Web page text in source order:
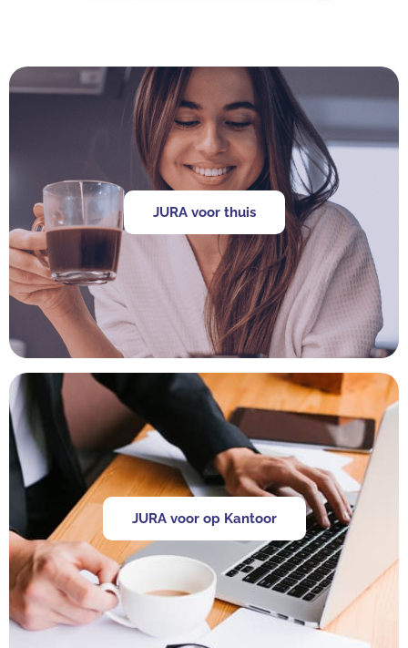
JURA voor thuis
JURA voor op Kantoor